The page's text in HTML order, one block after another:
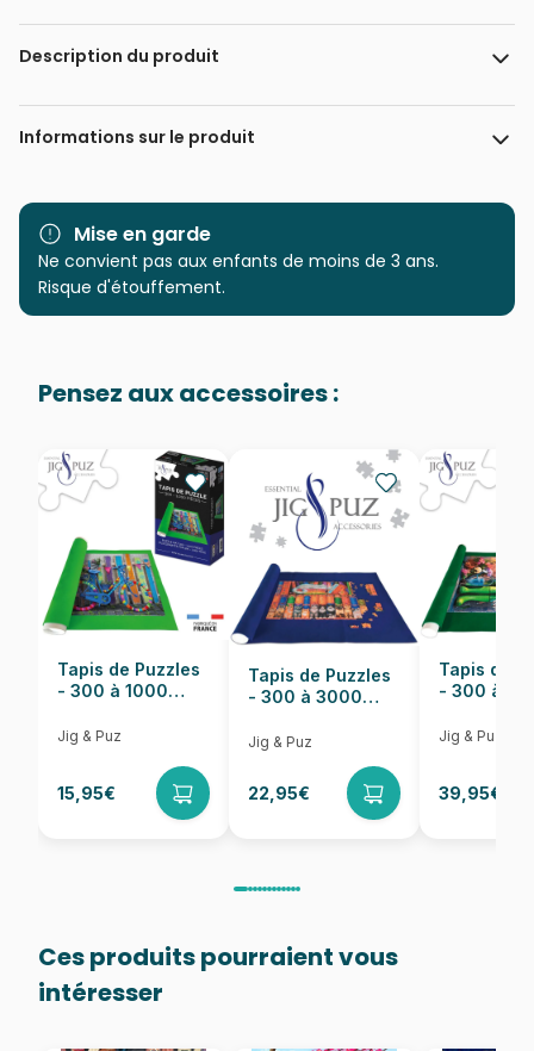
Description du produit
Miranda Sofroniou
Informations sur le produit
Marque Pieces & Peace
Catégorie
Puzzles - Forêts, Fleurs et
EAN 3667232000900
Nombre de pièces 1000 pièces
Dimensions 69 x 48 cm
Mise en garde
Ne convient pas aux enfants de moins de 3 ans.
Risque d'étouffement.
Pensez aux accessoires :
Tapis de Puzzles
- 300 à 1000
Jig & Puz
15,95€
Tapis de Puzzles
- 300 à 3000
Jig & Puz
22,95€
Tapis de
- 300 à
Jig & Puz
39,95€
Ces produits pourraient vous
intéresser